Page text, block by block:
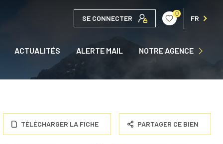
SE CONNECTER
0
FR
ACTUALITÉS ALERTE MAIL NOTRE AGENCE
QUI SOMMES NOUS ?
TÉLÉCHARGER LA FICHE PARTAGER CE BIEN